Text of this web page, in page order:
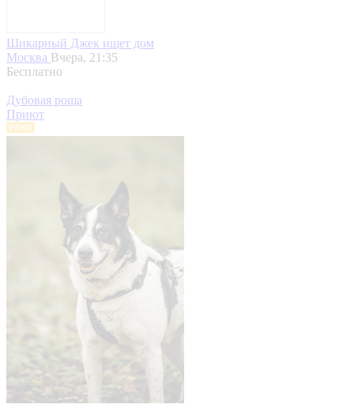
Шикарный Джек ищет дом
Москва Вчера, 21:35
Бесплатно
Дубовая роща
Приют